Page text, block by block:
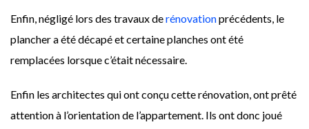
Enfin, négligé lors des travaux derénovationprécédents, le
plancher a été décapé et certaine planches ont été
remplacées lorsque c’était nécessaire.
Enfin les architectes qui ont conçu cette rénovation, ont prêté
attention à l’orientation de l’appartement. Ils ont donc joué